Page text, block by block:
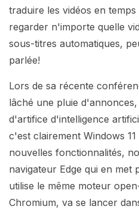
traduire les vidéos en
regarder n'importe quelle
sous-titres automatiques,
parlée!
Lors de sa récente
lâché une pluie
d'artifice d'intelligence
c'est clairement Windows
nouvelles fonctionnalités,
navigateur Edge qui en met
utilise le même moteur
Chromium, va se lancer